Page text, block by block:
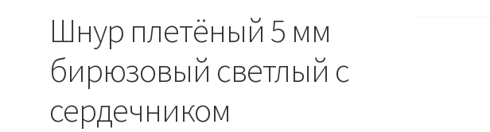
Шнур плетёный 5 мм
бирюзовый светлый с
сердечником